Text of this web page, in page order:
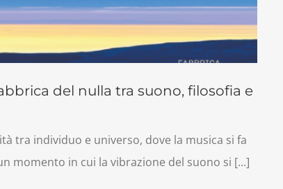
del nulla tra suono, filosofia e
tra individuo e universo, dove la musica si fa
momento in cui la vibrazione del suono si [...]